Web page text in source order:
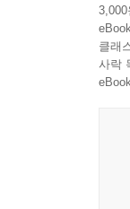
클래
사락